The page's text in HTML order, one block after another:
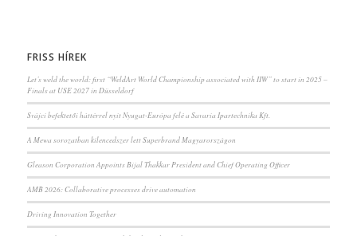
FRISS HÍREK
Let’s weld the world: first “WeldArt World Championship associated with IIW” to start in 2025 –
Finals at USE 2027 in Düsseldorf
Svájci befektetői háttérrel nyit Nyugat-Európa felé a Savaria Ipartechnika Kft.
A Mewa sorozatban kilencedszer lett Superbrand Magyarországon
Gleason Corporation Appoints Bijal Thakkar President and Chief Operating Officer
AMB 2026: Collaborative processes drive automation
Driving Innovation Together